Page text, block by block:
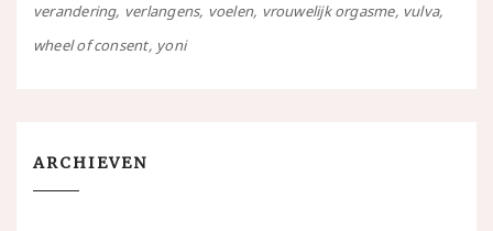
verandering verlangens voelen vrouwelijk orgasme vulva
wheel of consent yoni
ARCHIEVEN